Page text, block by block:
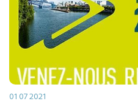
01 07 2021